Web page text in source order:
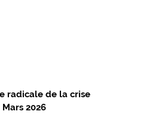
radicale de la crise
2026